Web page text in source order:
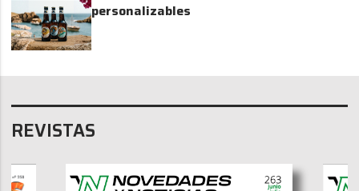
personalizables
REVISTAS